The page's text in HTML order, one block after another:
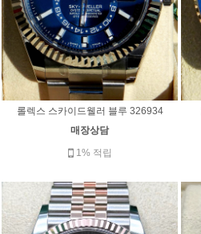
롤렉스 스카이드웰러 블루 326934
매장상담
1% 적립